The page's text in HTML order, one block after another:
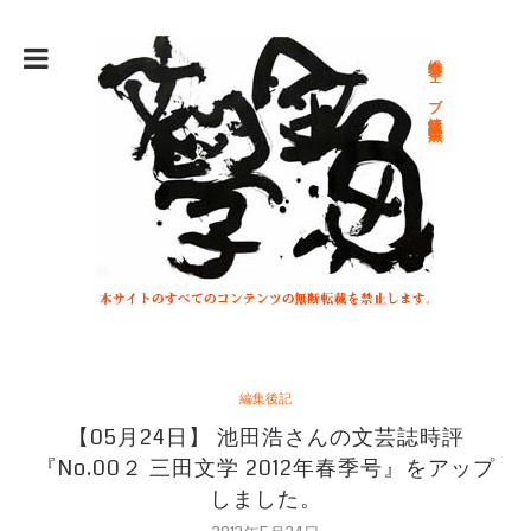
総合文学ウェブ情報誌 文学金魚
編集後記
【05月24日】 池田浩さんの文芸誌時評
『No.00２ 三田文学 2012年春季号』をアップ
しました。